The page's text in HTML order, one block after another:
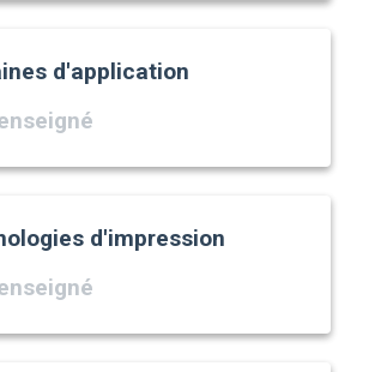
d'application
d'impression